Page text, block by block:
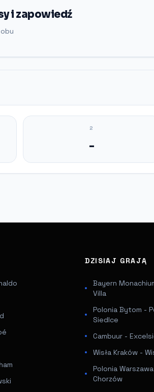
i zapowiedź
2
-
DZISIAJ GRAJĄ
Bayern
Villa
Polonia Bytom -
Siedlce
Cambuur -
Wisła Kraków -
Polonia
Chorzów